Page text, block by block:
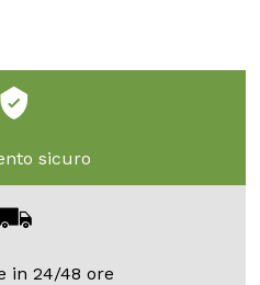
sicuro
in 24/48 ore